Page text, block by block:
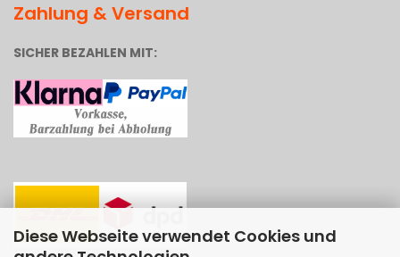
Diese Webseite verwendet Cookies und
Zahlung & Versand
SICHER BEZAHLEN MIT: